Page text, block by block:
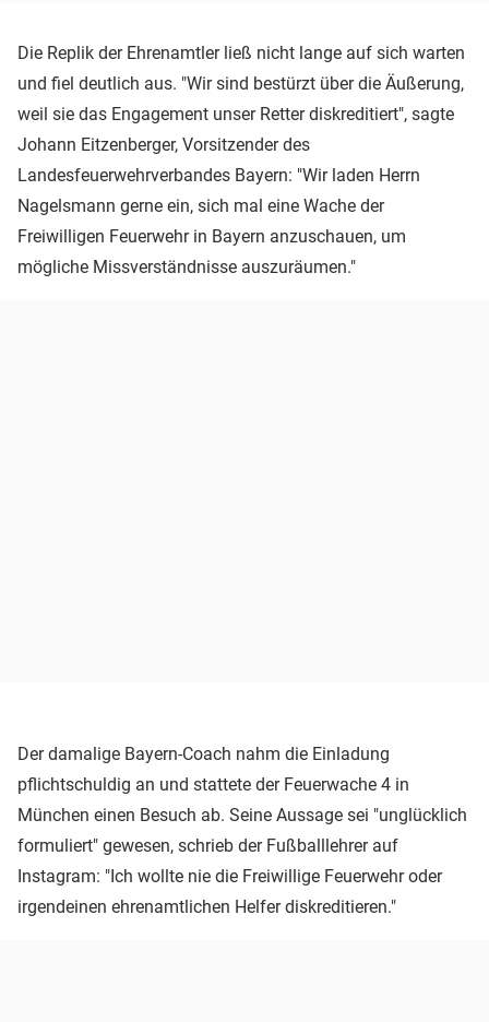
Die Replik der Ehrenamtler ließ nicht lange auf sich warten
und fiel deutlich aus. "Wir sind bestürzt über die Äußerung,
weil sie das Engagement unser Retter diskreditiert", sagte
Johann Eitzenberger, Vorsitzender des
Landesfeuerwehrverbandes Bayern: "Wir laden Herrn
Nagelsmann gerne ein, sich mal eine Wache der
Freiwilligen Feuerwehr in Bayern anzuschauen, um
mögliche Missverständnisse auszuräumen."
Der damalige Bayern-Coach nahm die Einladung
pflichtschuldig an und stattete der Feuerwache 4 in
München einen Besuch ab. Seine Aussage sei "unglücklich
formuliert" gewesen, schrieb der Fußballlehrer auf
Instagram: "Ich wollte nie die Freiwillige Feuerwehr oder
irgendeinen ehrenamtlichen Helfer diskreditieren."